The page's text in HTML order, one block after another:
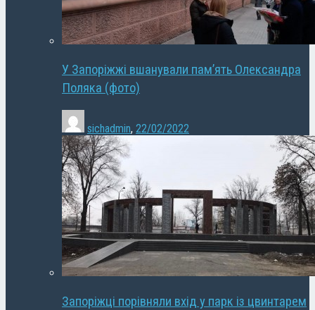
У Запоріжжі вшанували пам’ять Олександра
Поляка (фото)
sichadmin, 22/02/2022
Запоріжці порівняли вхід у парк із цвинтарем